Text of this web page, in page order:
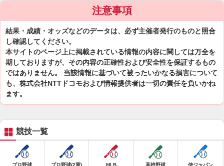
注意事項
結果・成績・オッズなどのデータは、必ず主催者発行のものと照合
し確認してください。
本サイトのページ上に掲載されている情報の内容に関しては万全を
期しておりますが、その内容の正確性および安全性を保証するもの
ではありません。 当該情報に基づいて被ったいかなる損害について
も、株式会社NTTドコモおよび情報提供者は一切の責任を負いかね
ます。
競技一覧
プロ野球 プロ野球(2軍) MLB 高校野球 侍ジャパン